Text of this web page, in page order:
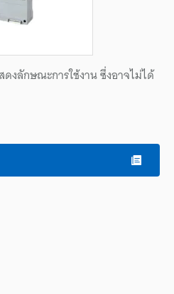
งลักษณะการใช้งาน ซึ่งอาจไม่ได้